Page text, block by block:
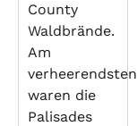
County
Waldbrände.
Am
verheerendsten
waren die
Palisades